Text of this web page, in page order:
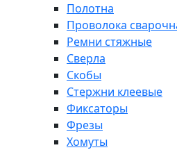
Полотна
Проволока
Ремни стяжные
Сверла
Скобы
Стержни клеевые
Фиксаторы
Фрезы
Хомуты